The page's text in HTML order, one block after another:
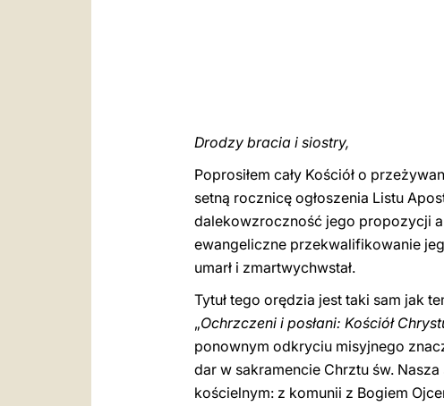
Drodzy bracia i siostry,
Poprosiłem cały Kościół o
setną rocznicę ogłoszenia Listu
dalekowzroczność jego propozycji
ewangeliczne przekwalifikowanie
umarł i zmartwychwstał.
Tytuł tego orędzia jest taki sam jak
„Ochrzczeni i posłani: Kościół
ponownym odkryciu misyjnego
dar w sakramencie Chrztu św.
kościelnym: z komunii z Bogiem